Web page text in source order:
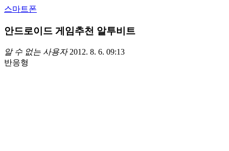
스마트폰
안드로이드 게임추천 알투비트
알 수 없는 사용자 2012. 8. 6. 09:13
반응형